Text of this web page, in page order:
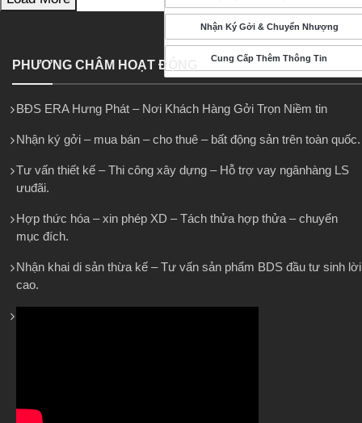
Nhận Ký Gởi & Chuyển Nhượng
Cung Cấp Thêm Thông Tin
PHƯƠNG CHÂM HOẠT ĐỘNG
BĐS ERA Hưng Phát – Nơi Khách Hàng Gởi Trọn Niềm tin
Nhận ký gởi – mua bán – cho thuê – bất động sản trên toàn quốc.
Tư vấn thiết kế – Thi công xây dựng – Hỗ trợ vay ngânhàng LS
ưuđãi.
Hợp thức hóa – xin phép XD – Tách thửa hợp thửa – chuyển
mục đích.
Nhận khai di sản thừa kế – Tư vấn sản phẩm BDS đầu tư sinh lời
cao.